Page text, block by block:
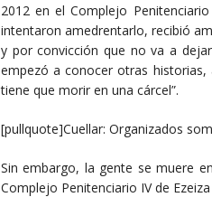
2012 en el Complejo
intentaron amedrentarlo, recibió
y por convicción que no va a
empezó a conocer otras
tiene que morir en una cárcel”.
[pullquote]Cuellar: Organizados
Sin embargo, la gente se muere
Complejo Penitenciario IV de